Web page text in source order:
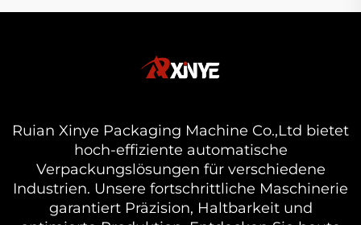
Ruian Xinye Packaging Machine Co.,Ltd bietet
hoch-effiziente automatische
Verpackungslösungen für verschiedene
Industrien. Unsere fortschrittliche Maschinerie
garantiert Präzision, Haltbarkeit und